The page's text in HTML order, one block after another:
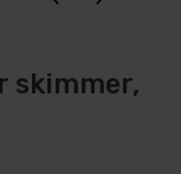
skimmer,